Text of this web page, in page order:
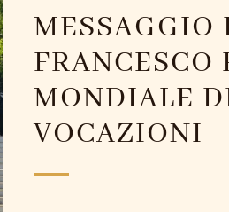
MESSAGGIO
FRANCESCO
MONDIALE
VOCAZIONI